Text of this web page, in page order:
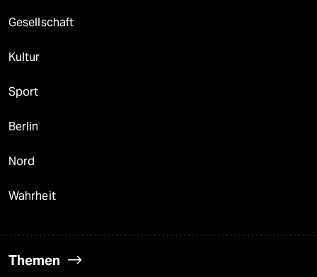
Gesellschaft
Kultur
Sport
Berlin
Nord
Wahrheit
Themen